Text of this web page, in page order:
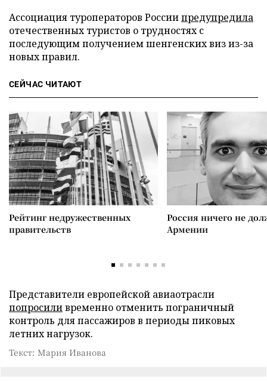
Ассоциация туроператоров Россиипредупредила
отечественных туристов о трудностях с
последующим получением шенгенских виз из-за
новых правил.
СЕЙЧАС ЧИТАЮТ
Рейтинг недружественных
правительств
Россия ничего не
Армении
Представители европейской авиаотрасли
попросиливременно отменить пограничный
контроль для пассажиров в периоды пиковых
летних нагрузок.
Текст: Мария Иванова